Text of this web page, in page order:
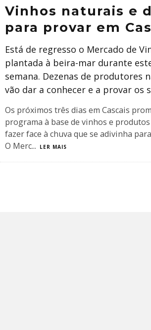
Vinhos naturais e
para provar em
Está de regresso o Mercado de
plantada à beira-mar durante
semana. Dezenas de produtores
vão dar a conhecer e a provar os
Os próximos três dias em Cascais
programa à base de vinhos e
fazer face à chuva que se adivinha
O Merc... LER MAIS